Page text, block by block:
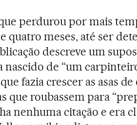
perdurou por mais
quatro meses, até ser
descreve um
nascido de “um
fazia crescer as asas
que roubassem para
nenhuma citação e era